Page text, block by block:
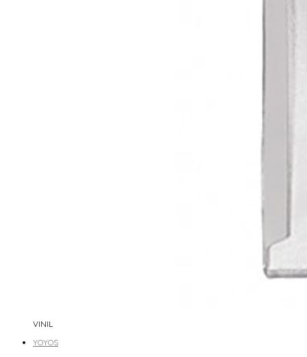
VINIL
YOYOS